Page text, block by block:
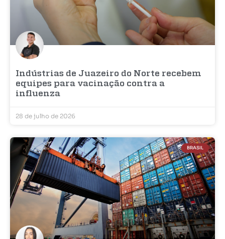
Indústrias de Juazeiro do Norte recebem
equipes para vacinação contra a
influenza
28 de julho de 2026
BRASIL